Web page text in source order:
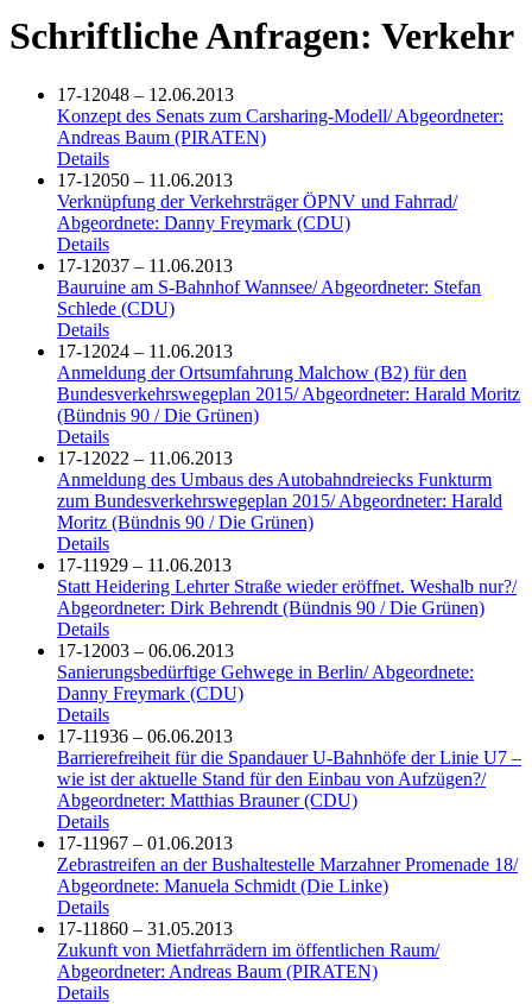
Schriftliche Anfragen: Verkehr
17-12048 – 12.06.2013
Konzept des Senats zum Carsharing-Modell/ Abgeordneter:
Andreas Baum (PIRATEN)
Details
17-12050 – 11.06.2013
Verknüpfung der Verkehrsträger ÖPNV und Fahrrad/
Abgeordnete: Danny Freymark (CDU)
Details
17-12037 – 11.06.2013
Bauruine am S-Bahnhof Wannsee/ Abgeordneter: Stefan
Schlede (CDU)
Details
17-12024 – 11.06.2013
Anmeldung der Ortsumfahrung Malchow (B2) für den
Bundesverkehrswegeplan 2015/ Abgeordneter: Harald Moritz
(Bündnis 90 / Die Grünen)
Details
17-12022 – 11.06.2013
Anmeldung des Umbaus des Autobahndreiecks Funkturm
zum Bundesverkehrswegeplan 2015/ Abgeordneter: Harald
Moritz (Bündnis 90 / Die Grünen)
Details
17-11929 – 11.06.2013
Statt Heidering Lehrter Straße wieder eröffnet. Weshalb nur?/
Abgeordneter: Dirk Behrendt (Bündnis 90 / Die Grünen)
Details
17-12003 – 06.06.2013
Sanierungsbedürftige Gehwege in Berlin/ Abgeordnete:
Danny Freymark (CDU)
Details
17-11936 – 06.06.2013
Barrierefreiheit für die Spandauer U-Bahnhöfe der Linie U7 –
wie ist der aktuelle Stand für den Einbau von Aufzügen?/
Abgeordneter: Matthias Brauner (CDU)
Details
17-11967 – 01.06.2013
Zebrastreifen an der Bushaltestelle Marzahner Promenade 18/
Abgeordnete: Manuela Schmidt (Die Linke)
Details
17-11860 – 31.05.2013
Zukunft von Mietfahrrädern im öffentlichen Raum/
Abgeordneter: Andreas Baum (PIRATEN)
Details